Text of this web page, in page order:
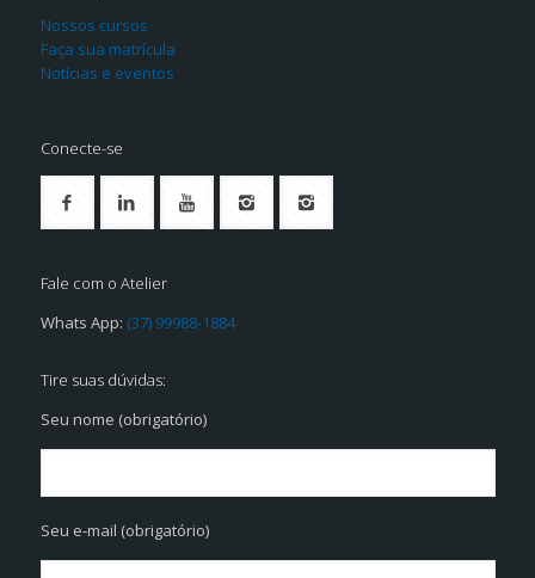
Nossos cursos
Faça sua matrícula
Notícias e eventos
Conecte-se
Fale com o Atelier
Whats App: (37) 99988-1884
Tire suas dúvidas:
Seu nome (obrigatório)
Seu e-mail (obrigatório)